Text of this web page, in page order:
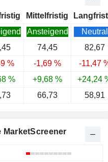
Mittelfristig
Ansteigend
Neutral
74,45
82,67
% -1,69 %
-11,47
% +9,68 %
+24,24
66,73 58,91
MarketScreener